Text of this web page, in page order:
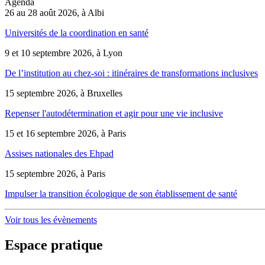
26 au 28 août 2026, à Albi
Universités de la coordination en santé
9 et 10 septembre 2026, à Lyon
De l’institution au chez-soi : itinéraires de transformations inclusives
15 septembre 2026, à Bruxelles
Repenser l'autodétermination et agir pour une vie inclusive
15 et 16 septembre 2026, à Paris
Assises nationales des Ehpad
15 septembre 2026, à Paris
Impulser la transition écologique de son établissement de santé
Voir tous les évènements
Espace pratique